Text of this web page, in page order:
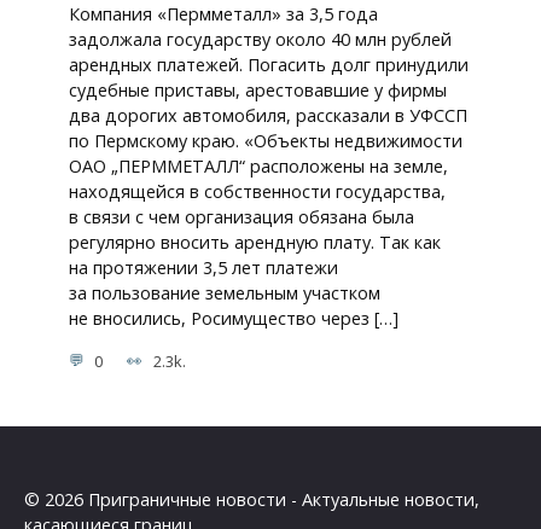
Компания «Пермметалл» за 3,5 года
задолжала государству около 40 млн рублей
арендных платежей. Погасить долг принудили
судебные приставы, арестовавшие у фирмы
два дорогих автомобиля, рассказали в УФССП
по Пермскому краю. «Объекты недвижимости
ОАО „ПЕРММЕТАЛЛ“ расположены на земле,
находящейся в собственности государства,
в связи с чем организация обязана была
регулярно вносить арендную плату. Так как
на протяжении 3,5 лет платежи
за пользование земельным участком
не вносились, Росимущество через […]
0 2.3k.
© 2026 Приграничные новости - Актуальные новости,